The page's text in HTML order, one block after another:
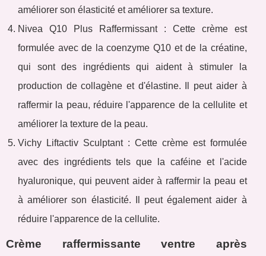
améliorer son élasticité et améliorer sa texture.
Nivea Q10 Plus Raffermissant : Cette crème est
formulée avec de la coenzyme Q10 et de la créatine,
qui sont des ingrédients qui aident à stimuler la
production de collagène et d'élastine. Il peut aider à
raffermir la peau, réduire l'apparence de la cellulite et
améliorer la texture de la peau.
Vichy Liftactiv Sculptant : Cette crème est formulée
avec des ingrédients tels que la caféine et l'acide
hyaluronique, qui peuvent aider à raffermir la peau et
à améliorer son élasticité. Il peut également aider à
réduire l'apparence de la cellulite.
Crème raffermissante ventre après